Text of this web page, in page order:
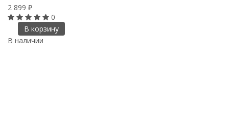
2 899 ₽
0
В корзину
В наличии